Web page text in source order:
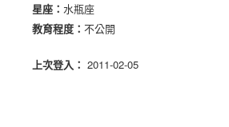
星座： 水瓶座
教育程度： 不公開
上次登入： 2011-02-05